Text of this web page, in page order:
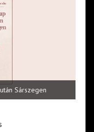
Sárszegen